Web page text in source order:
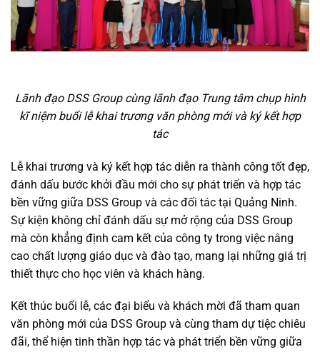
Lãnh đạo DSS Group cùng lãnh đạo Trung tâm chụp hình
kĩ niệm buổi lễ khai trương văn phòng mới và ký kết hợp
tác
Lễ khai trương và ký kết hợp tác diễn ra thành công tốt đẹp,
đánh dấu bước khởi đầu mới cho sự phát triển và hợp tác
bền vững giữa DSS Group và các đối tác tại Quảng Ninh.
Sự kiện không chỉ đánh dấu sự mở rộng của DSS Group
mà còn khẳng định cam kết của công ty trong việc nâng
cao chất lượng giáo dục và đào tạo, mang lại những giá trị
thiết thực cho học viên và khách hàng.
Kết thúc buổi lễ, các đại biểu và khách mời đã tham quan
văn phòng mới của DSS Group và cùng tham dự tiệc chiêu
đãi, thể hiện tinh thần hợp tác và phát triển bền vững giữa